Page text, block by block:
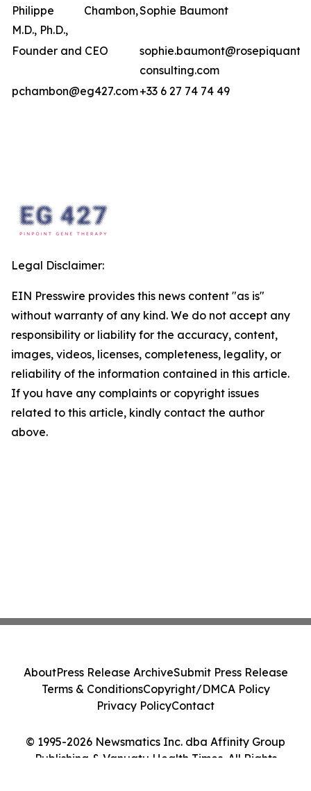
Philippe Chambon,
M.D., Ph.D.,
Sophie Baumont
Founder and CEO
consulting.com
pchambon@eg427.com+33 6 27 74 74 49
Legal Disclaimer:
EIN Presswire provides this news content "as is"
without warranty of any kind. We do not accept any
responsibility or liability for the accuracy, content,
images, videos, licenses, completeness, legality, or
reliability of the information contained in this article.
If you have any complaints or copyright issues
related to this article, kindly contact the author
above.
© 1995-2026 Newsmatics Inc. dba Affinity Group
Publishing & Vanuatu Health Times. All Rights
AboutPress Release ArchiveSubmit Press Release
Terms & ConditionsCopyright/DMCA Policy
Privacy PolicyContact